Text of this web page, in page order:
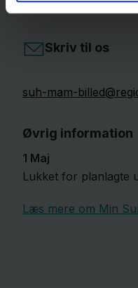
Skriv til os
suh-mam-
Øvrig information
1 Maj
Lukket for planlagte
Læs mere om Min